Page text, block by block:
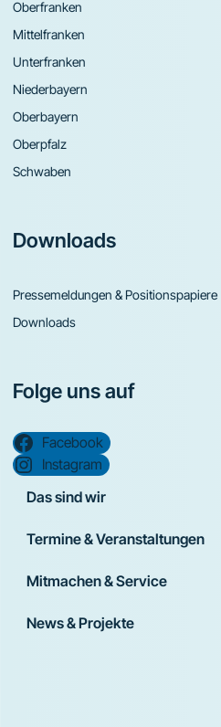
Oberfranken
Mittelfranken
Unterfranken
Niederbayern
Oberbayern
Oberpfalz
Schwaben
Downloads
Pressemeldungen & Positionspapiere
Downloads
Folge uns auf
Facebook
Instagram
Das sind wir
Termine & Veranstaltungen
Mitmachen & Service
News & Projekte